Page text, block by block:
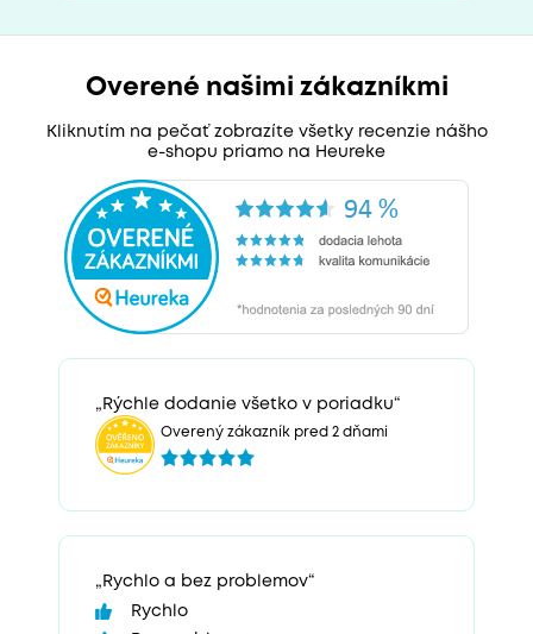
Overené našimi zákazníkmi
Kliknutím na pečať zobrazíte všetky recenzie nášho
e-shopu priamo na Heureke
„Rýchle dodanie všetko v poriadku“
Overený zákazník pred 2 dňami
„Rychlo a bez problemov“
Rychlo